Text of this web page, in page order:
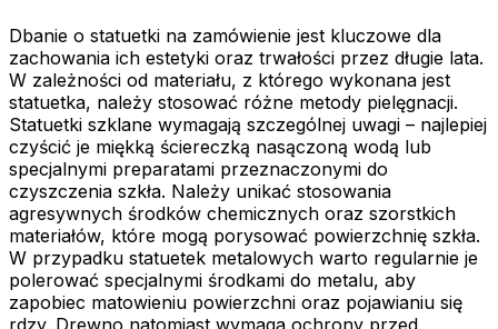
Dbanie o statuetki na zamówienie jest kluczowe dla
zachowania ich estetyki oraz trwałości przez długie lata.
W zależności od materiału, z którego wykonana jest
statuetka, należy stosować różne metody pielęgnacji.
Statuetki szklane wymagają szczególnej uwagi – najlepiej
czyścić je miękką ściereczką nasączoną wodą lub
specjalnymi preparatami przeznaczonymi do
czyszczenia szkła. Należy unikać stosowania
agresywnych środków chemicznych oraz szorstkich
materiałów, które mogą porysować powierzchnię szkła.
W przypadku statuetek metalowych warto regularnie je
polerować specjalnymi środkami do metalu, aby
zapobiec matowieniu powierzchni oraz pojawianiu się